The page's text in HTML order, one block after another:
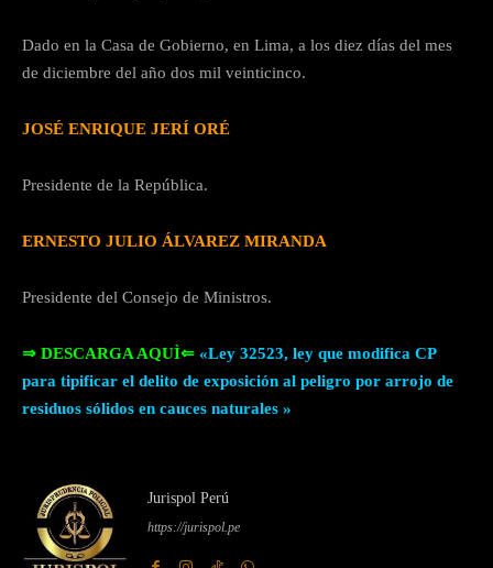
Dado en la Casa de Gobierno, en Lima, a los diez días del mes
de diciembre del año dos mil veinticinco.
JOSÉ ENRIQUE JERÍ ORÉ
Presidente de la República.
ERNESTO JULIO ÁLVAREZ MIRANDA
Presidente del Consejo de Ministros.
⇒ DESCARGA AQUÌ⇐ «Ley 32523, ley que modifica CP
para tipificar el delito de exposición al peligro por arrojo de
residuos sólidos en cauces naturales »
Jurispol Perú
https://jurispol.pe